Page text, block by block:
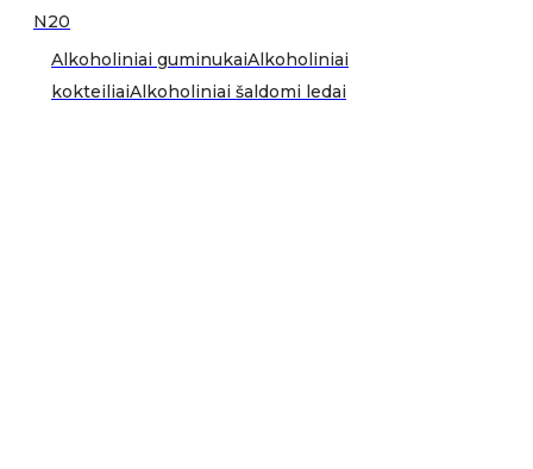
N20
Alkoholiniai guminukaiAlkoholiniai
kokteiliaiAlkoholiniai šaldomi ledai